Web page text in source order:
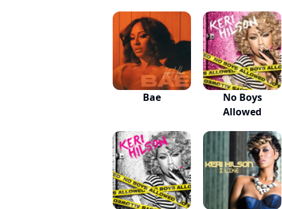
Bae
No Boys
Allowed